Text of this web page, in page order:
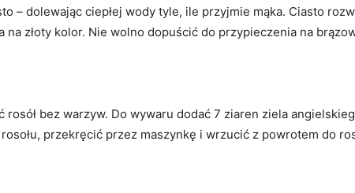
– dolewając ciepłej wody tyle, ile przyjmie mąka. Ciasto
na złoty kolor. Nie wolno dopuścić do przypieczenia na
bez warzyw. Do wywaru dodać 7 ziaren ziela
przekręcić przez maszynkę i wrzucić z powrotem do